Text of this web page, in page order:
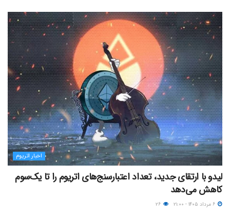
اخبار اتریوم
لیدو با ارتقای جدید، تعداد اعتبارسنج‌های اتریوم را تا یک‌سوم
کاهش می‌دهد